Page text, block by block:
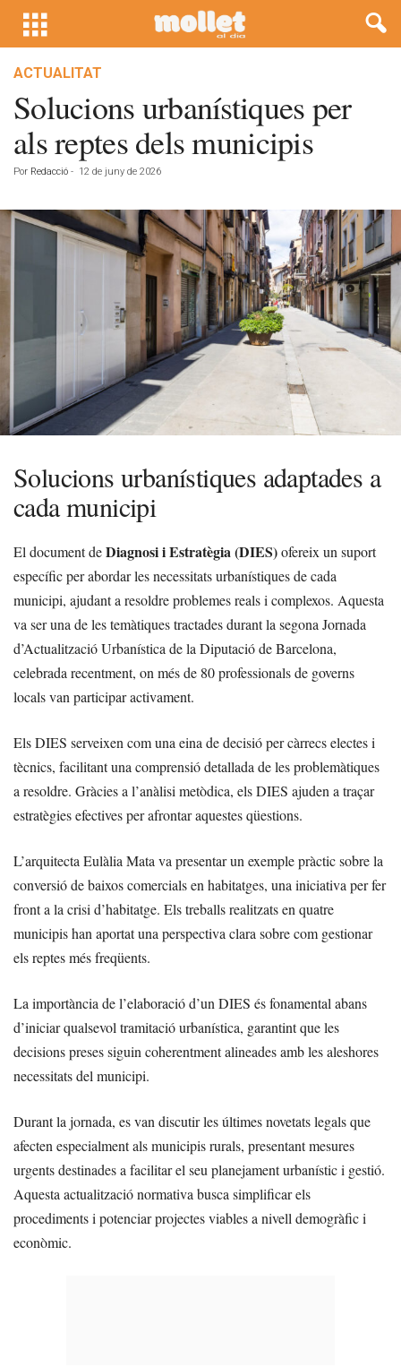
ACTUALITAT
Solucions urbanístiques per
als reptes dels municipis
Por Redacció - 12 de juny de 2026
Solucions urbanístiques adaptades a
cada municipi
El document deDiagnosi i Estratègia (DIES)ofereix un suport
específic per abordar les necessitats urbanístiques de cada
municipi, ajudant a resoldre problemes reals i complexos. Aquesta
va ser una de les temàtiques tractades durant la segona Jornada
d’Actualització Urbanística de la Diputació de Barcelona,
celebrada recentment, on més de 80 professionals de governs
locals van participar activament.
Els DIES serveixen com una eina de decisió per càrrecs electes i
tècnics, facilitant una comprensió detallada de les problemàtiques
a resoldre. Gràcies a l’anàlisi metòdica, els DIES ajuden a traçar
estratègies efectives per afrontar aquestes qüestions.
L’arquitecta Eulàlia Mata va presentar un exemple pràctic sobre la
conversió de baixos comercials en habitatges, una iniciativa per fer
front a la crisi d’habitatge. Els treballs realitzats en quatre
municipis han aportat una perspectiva clara sobre com gestionar
els reptes més freqüents.
La importància de l’elaboració d’un DIES és fonamental abans
d’iniciar qualsevol tramitació urbanística, garantint que les
decisions preses siguin coherentment alineades amb les aleshores
necessitats del municipi.
Durant la jornada, es van discutir les últimes novetats legals que
afecten especialment als municipis rurals, presentant mesures
urgents destinades a facilitar el seu planejament urbanístic i gestió.
Aquesta actualització normativa busca simplificar els
procediments i potenciar projectes viables a nivell demogràfic i
econòmic.